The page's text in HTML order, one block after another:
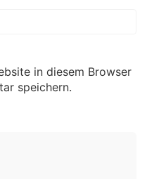
in diesem Browser
speichern.